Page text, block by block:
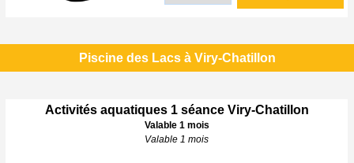
Piscine des Lacs à Viry-Chatillon
Activités aquatiques 1 séance Viry-Chatillon
Valable 1 mois
Valable 1 mois